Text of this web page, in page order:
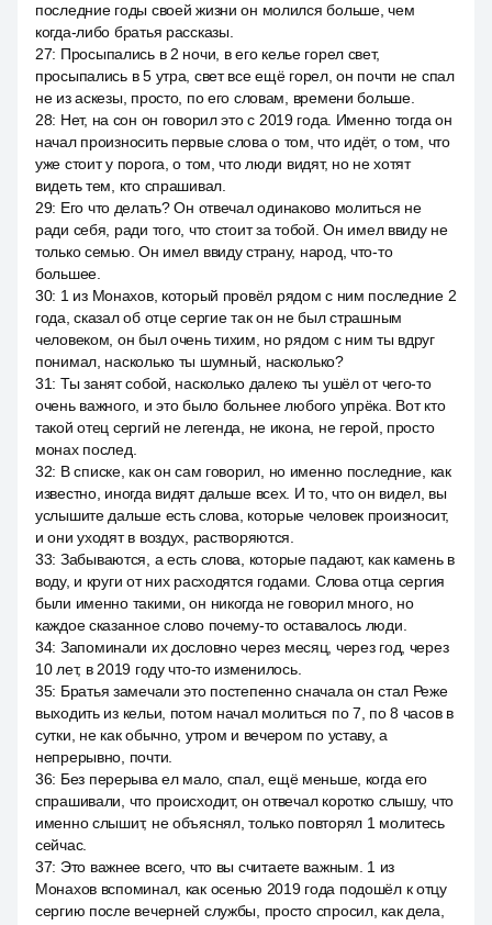
последние годы своей жизни он молился больше, чем
когда-либо братья рассказы.
27: Просыпались в 2 ночи, в его келье горел свет,
просыпались в 5 утра, свет все ещё горел, он почти не спал
не из аскезы, просто, по его словам, времени больше.
28: Нет, на сон он говорил это с 2019 года. Именно тогда он
начал произносить первые слова о том, что идёт, о том, что
уже стоит у порога, о том, что люди видят, но не хотят
видеть тем, кто спрашивал.
29: Его что делать? Он отвечал одинаково молиться не
ради себя, ради того, что стоит за тобой. Он имел ввиду не
только семью. Он имел ввиду страну, народ, что-то
большее.
30: 1 из Монахов, который провёл рядом с ним последние 2
года, сказал об отце сергие так он не был страшным
человеком, он был очень тихим, но рядом с ним ты вдруг
понимал, насколько ты шумный, насколько?
31: Ты занят собой, насколько далеко ты ушёл от чего-то
очень важного, и это было больнее любого упрёка. Вот кто
такой отец сергий не легенда, не икона, не герой, просто
монах послед.
32: В списке, как он сам говорил, но именно последние, как
известно, иногда видят дальше всех. И то, что он видел, вы
услышите дальше есть слова, которые человек произносит,
и они уходят в воздух, растворяются.
33: Забываются, а есть слова, которые падают, как камень в
воду, и круги от них расходятся годами. Слова отца сергия
были именно такими, он никогда не говорил много, но
каждое сказанное слово почему-то оставалось люди.
34: Запоминали их дословно через месяц, через год, через
10 лет, в 2019 году что-то изменилось.
35: Братья замечали это постепенно сначала он стал Реже
выходить из кельи, потом начал молиться по 7, по 8 часов в
сутки, не как обычно, утром и вечером по уставу, а
непрерывно, почти.
36: Без перерыва ел мало, спал, ещё меньше, когда его
спрашивали, что происходит, он отвечал коротко слышу, что
именно слышит, не объяснял, только повторял 1 молитесь
сейчас.
37: Это важнее всего, что вы считаете важным. 1 из
Монахов вспоминал, как осенью 2019 года подошёл к отцу
сергию после вечерней службы, просто спросил, как дела,